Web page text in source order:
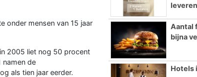
onder mensen van 15 jaar
2005 liet nog 50 procent
namen de
als tien jaar eerder.
Aantal
bijna
Hotels